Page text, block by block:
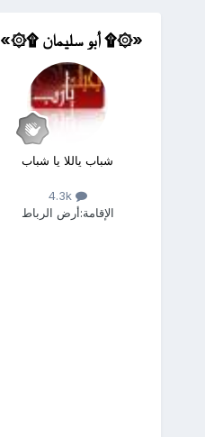
«۞۩ أبو سليمان ۩۞»
شباب ياللا يا شباب
4.3k
الإقامة:أرض الرباط